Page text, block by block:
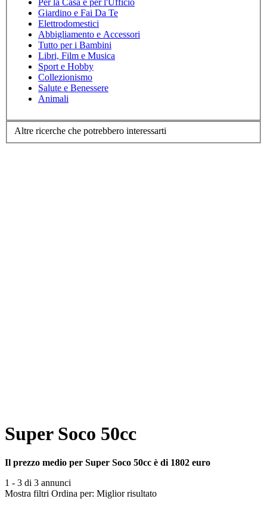
Per la Casa e per l'Ufficio
Giardino e Fai Da Te
Elettrodomestici
Abbigliamento e Accessori
Tutto per i Bambini
Libri, Film e Musica
Sport e Hobby
Collezionismo
Salute e Benessere
Animali
Altre ricerche che potrebbero interessarti
Super Soco 50cc
Il prezzo medio per Super Soco 50cc è di 1802 euro
1 - 3 di 3 annunci
Mostra filtri Ordina per: Miglior risultato